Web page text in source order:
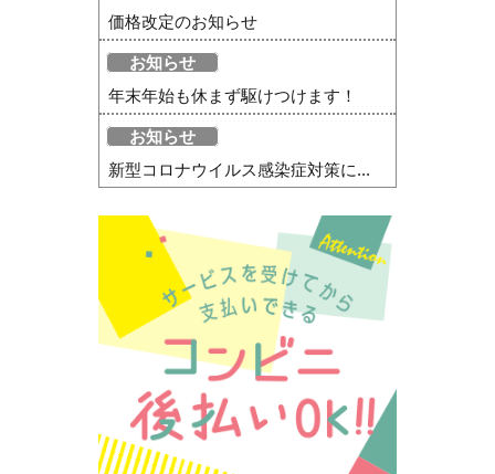
価格改定のお知らせ
お知らせ
年末年始も休まず駆けつけます！
お知らせ
新型コロナウイルス感染症対策に...